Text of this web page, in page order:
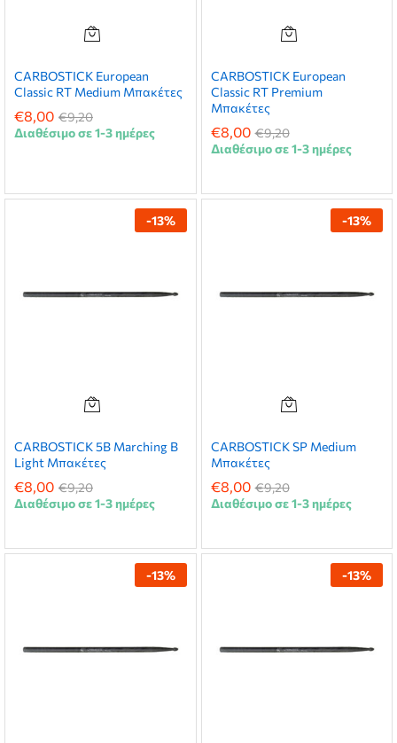
CARBOSTICK European
Classic RT Medium Μπακέτες
€8,00 €9,20
Διαθέσιμο σε 1-3 ημέρες
CARBOSTICK European
Classic RT Premium
Μπακέτες
€8,00 €9,20
Διαθέσιμο σε 1-3 ημέρες
-13%
CARBOSTICK 5B Marching B
Light Μπακέτες
€8,00 €9,20
Διαθέσιμο σε 1-3 ημέρες
-13%
CARBOSTICK SP Medium
Μπακέτες
€8,00 €9,20
Διαθέσιμο σε 1-3 ημέρες
-13% -13%